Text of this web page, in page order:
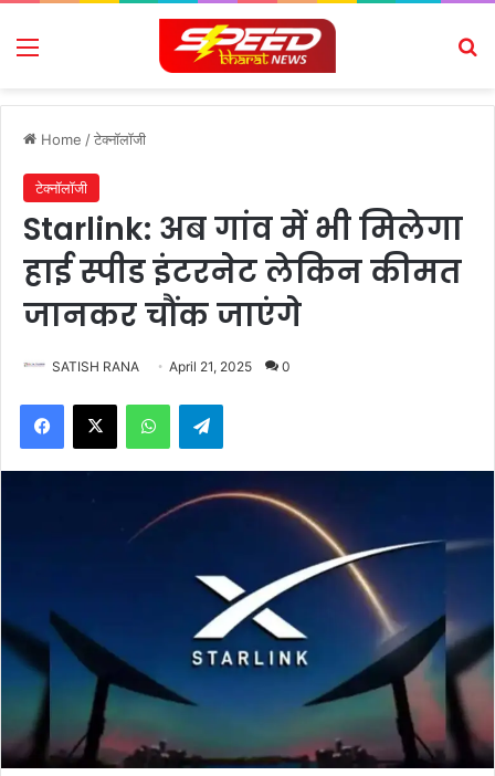
Menu
Home /टेक्नॉलॉजी
टेक्नॉलॉजी
Starlink: अब गांव में भी मिलेगा
हाई स्पीड इंटरनेट लेकिन कीमत
जानकर चौंक जाएंगे
SATISH RANA April 21, 2025 0
Facebook
X WhatsAppTelegram